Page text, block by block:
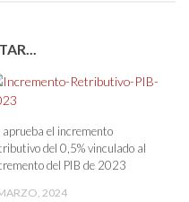
aprueba el incremento
del 0,5% vinculado al
del PIB de 2023
2024